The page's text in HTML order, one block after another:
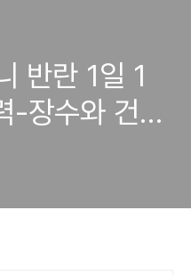
반란 1일 1
-장수와 건
한 방송